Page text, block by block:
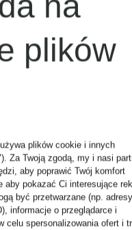
Pretty
plików
plików cookie i innych
Za Twoją zgodą, my i nasi
aby poprawić Twój komfort
aby pokazać Ci interesujące
być przetwarzane (np.
informacje o przeglądarce i
celu spersonalizowania ofert i